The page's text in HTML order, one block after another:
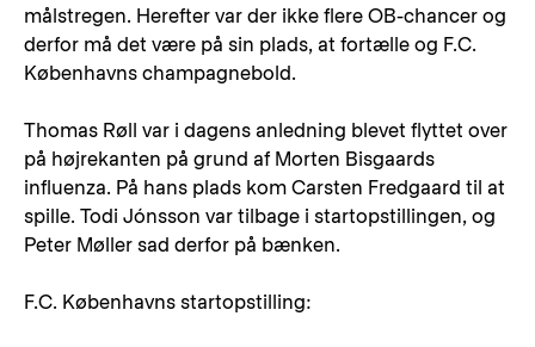
målstregen. Herefter var der ikke flere OB-chancer og
derfor må det være på sin plads, at fortælle og F.C.
Københavns champagnebold.
Thomas Røll var i dagens anledning blevet flyttet over
på højrekanten på grund af Morten Bisgaards
influenza. På hans plads kom Carsten Fredgaard til at
spille. Todi Jónsson var tilbage i startopstillingen, og
Peter Møller sad derfor på bænken.
F.C. Københavns startopstilling: